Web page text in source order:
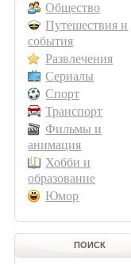
Общество
Путешествия и
события
Развлечения
Сериалы
Спорт
Транспорт
Фильмы и
анимация
Хобби и
образование
Юмор
ПОИСК